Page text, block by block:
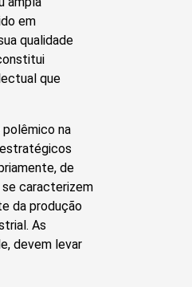
em
qualidade
que
na
de
se caracterizem
da produção
As
devem levar